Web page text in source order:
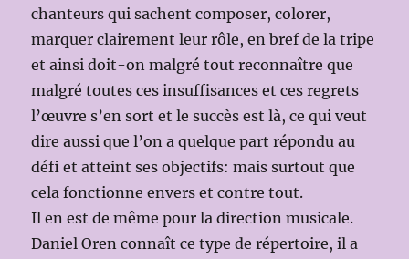
chanteurs qui sachent composer, colorer,
marquer clairement leur rôle, en bref de la tripe
et ainsi doit-on malgré tout reconnaître que
malgré toutes ces insuffisances et ces regrets
l’œuvre s’en sort et le succès est là, ce qui veut
dire aussi que l’on a quelque part répondu au
défi et atteint ses objectifs: mais surtout que
cela fonctionne envers et contre tout.
Il en est de même pour la direction musicale.
Daniel Oren connaît ce type de répertoire, il a